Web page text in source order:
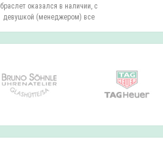
браслет оказался в наличии, с
девушкой (менеджером) все